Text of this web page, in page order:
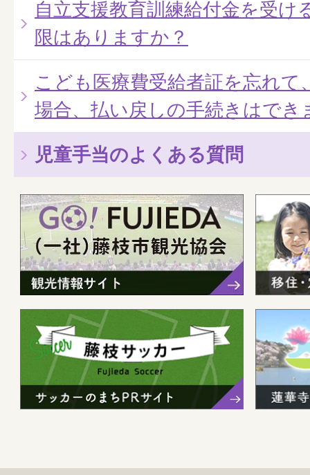
自立支援教育訓練給付金を受け
限はありますか？
こども医療費受給者証を忘れ
場合、払い戻しの手続きはでき
児童手当のよくある質問